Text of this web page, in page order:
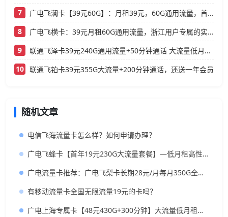
7
广电飞澜卡【39元60G】：月租39元，60G通用流量，首月免费真香！
8
广电飞横卡：39元月租60G通用流量，浙江用户专属的实用型套餐
9
联通飞泽卡39元240G通用流量+50分钟通话 大流量低月租办理指南
10 联通飞铂卡39元355G大流量+200分钟通话，还送一年会员
随机文章
电信飞海流量卡怎么样？如何申请办理？
广电飞蜂卡【首年19元230G大流量套餐】—低月租高性价比流量卡推荐
广电流量卡推荐：广电飞梨卡长期28元/月每月350G全国流量+200分钟，附申请办理入口
有移动流量卡全国无限流量19元的卡吗？
广电上海专属卡【48元430G+300分钟】大流量低月租推荐